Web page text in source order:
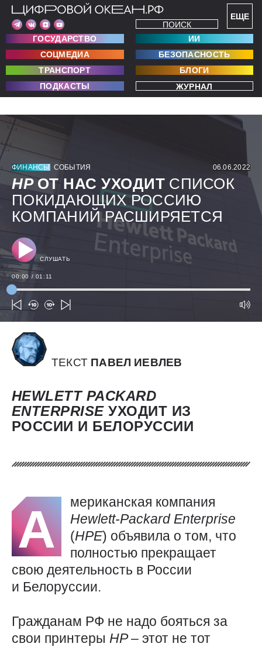
ЕЩЕ
ПОИСК
ГОСУДАРСТВО
ИИ
СОЦМЕДИА
БЕЗОПАСНОСТЬ
ТРАНСПОРТ
БЛОГИ
ПОДКАСТЫ
ЖУРНАЛ
ФИНАНСЫ СОБЫТИЯ 06.06.2022
HPОТ НАС УХОДИТ СПИСОК
ПОКИДАЮЩИХ РОССИЮ
КОМПАНИЙ РАСШИРЯЕТСЯ
СЛУШАТЬ
00:00 / 01:11
ТЕКСТ ПАВЕЛ ИЕВЛЕВ
HEWLETT PACKARD
ENTERPRISEУХОДИТ ИЗ
РОССИИ И БЕЛОРУССИИ
А
мериканская компания
Hewlett-Packard Enterprise
(HPE) объявила о том, что
полностью прекращает
свою деятельность в России
и Белоруссии.
Гражданам РФ не надо бояться за
свои принтеры HP– этот не тот